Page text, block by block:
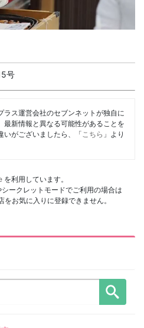
号
ラス運営会社のセブンネットが独自に
最新情報と異なる可能性があることを
いがございましたら、「 こちら 」より
を利用しています。
ークレットモードでご利用の場合は
お気に入りに登録できません。